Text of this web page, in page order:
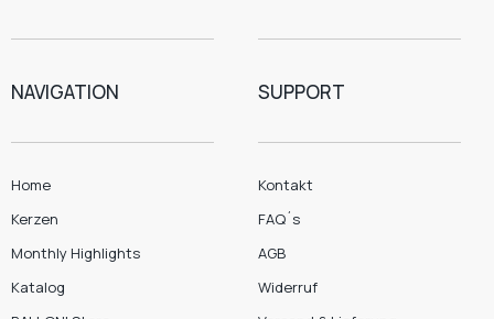
NAVIGATION
Home
Kerzen
Monthly Highlights
Katalog
SUPPORT
Kontakt
FAQ´s
AGB
Widerruf